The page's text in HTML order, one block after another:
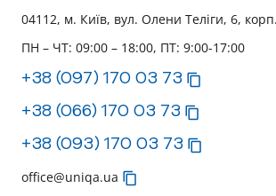
04112, м. Київ, вул. Олени Теліги, 6,
ПН – ЧТ: 09:00 – 18:00, ПТ: 9:00-17:00
+38 (097) 170 03 73
+38 (066) 170 03 73
+38 (093) 170 03 73
office@uniqa.ua